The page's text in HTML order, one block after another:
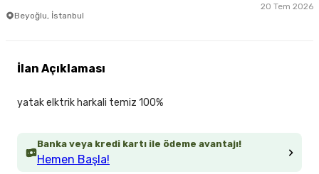
Beyoğlu, İstanbul
20 Tem 2026
Banka veya kredi kartı ile ödeme avantajı!
Hemen Başla!
İlan Açıklaması
yatak elktrik harkali temiz 100%